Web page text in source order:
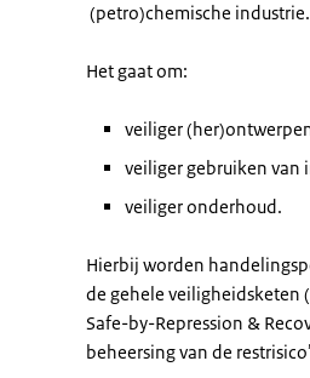
(petro)chemische industrie.
Het gaat om:
veiliger
veiliger gebruiken van
veiliger onderhoud.
Hierbij worden
de gehele veiligheidsketen
Safe-by-Repression &
beheersing van de